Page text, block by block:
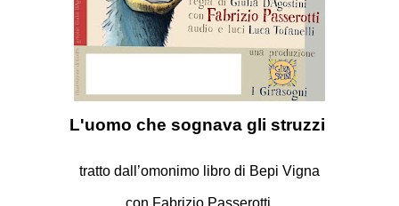
L'uomo che sognava gli struzzi
tratto dall’omonimo libro di Bepi Vigna
con Fabrizio Passerotti